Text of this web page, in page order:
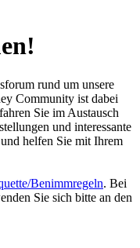
rund um unsere
Community ist dabei
Sie im Austausch
und interessante
helfen Sie mit Ihrem
Benimmregeln. Bei
Sie sich bitte an den